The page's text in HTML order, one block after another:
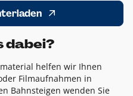
dabei?
helfen wir Ihnen
Filmaufnahmen in
Bahnsteigen wenden Sie